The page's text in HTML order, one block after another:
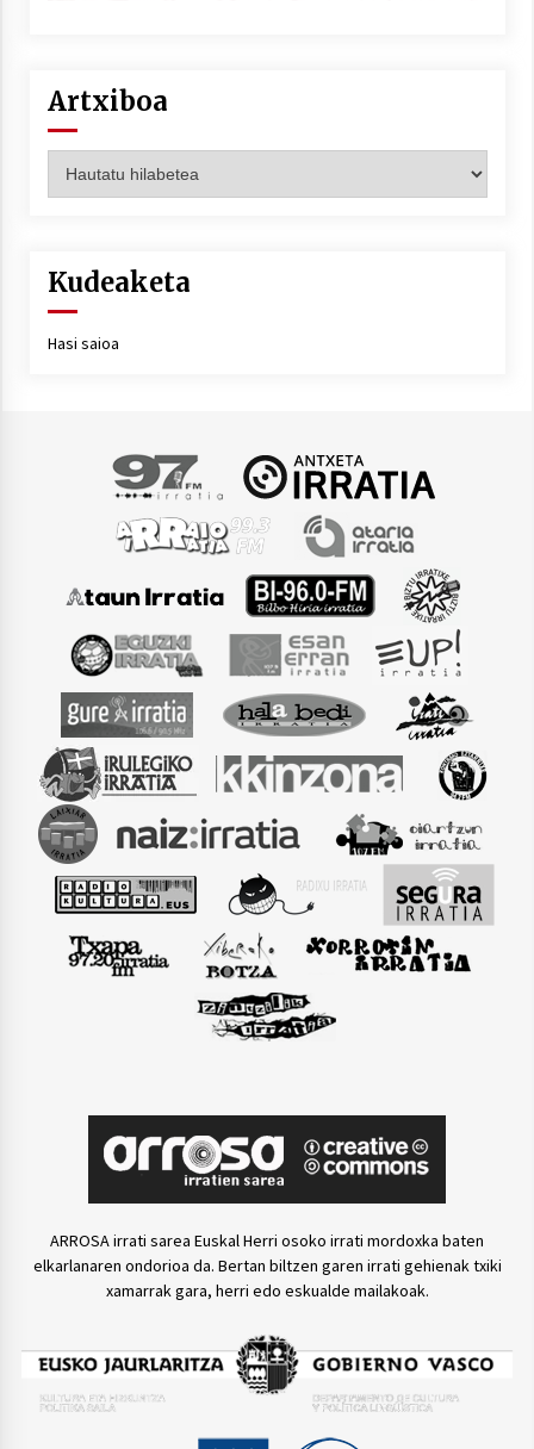
Artxiboa
Kudeaketa
Hasi saioa
ARROSA irrati sarea Euskal Herri osoko irrati mordoxka baten
elkarlanaren ondorioa da. Bertan biltzen garen irrati gehienak txiki
xamarrak gara, herri edo eskualde mailakoak.